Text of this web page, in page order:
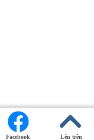
Facebook Lên trên